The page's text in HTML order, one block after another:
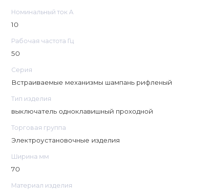
Номинальный ток А
10
Рабочая частота Гц
50
Серия
Встраиваемые механизмы шампань рифленый
Тип изделия
выключатель одноклавишный проходной
Торговая группа
Электроустановочные изделия
Ширина мм
70
Материал изделия